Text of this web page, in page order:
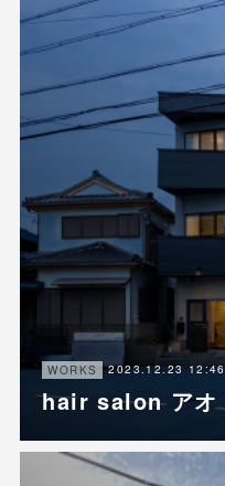
WORKS 2023.12.23 12:46
hair salon アオ